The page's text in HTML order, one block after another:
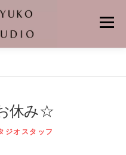
メニュー
舞台の記憶
休み☆
ジオスタッフ